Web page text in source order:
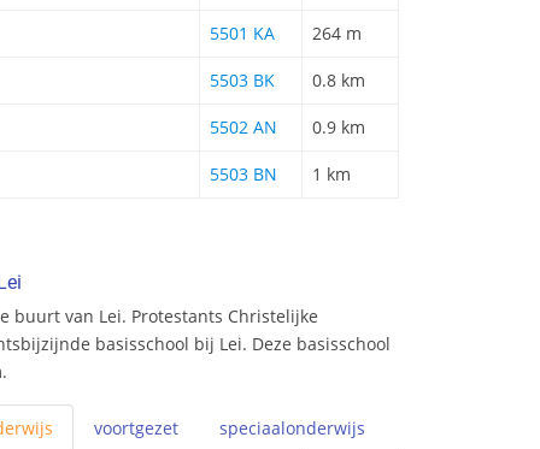
5501 KA 264 m
5503 BK 0.8 km
5502 AN 0.9 km
5503 BN 1 km
buurt van Lei. Protestants Christelijke
basisschool bij Lei. Deze basisschool
voortgezet speciaalonderwijs